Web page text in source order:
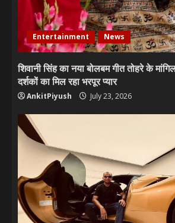
Entertainment News
शिवानी सिंह का नया बोलबम गीत तोहरे के
दर्शकों का मिल रहा भरपूर प्यार
AnkitPiyush July 23, 2026